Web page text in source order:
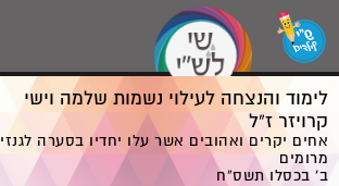
לימוד והנצחה לעילוי נשמות שלמה וישי
קרויזר ז”ל
אחים יקרים ואהובים אשר עלו יחדיו בסערה לגנזי
מרומים
ב' בכסלו תשס”ח